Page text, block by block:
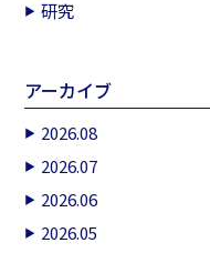
研究
アーカイブ
2026.08
2026.07
2026.06
2026.05